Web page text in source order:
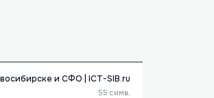
и СФО | ICT-SIB.ru
55 симв.